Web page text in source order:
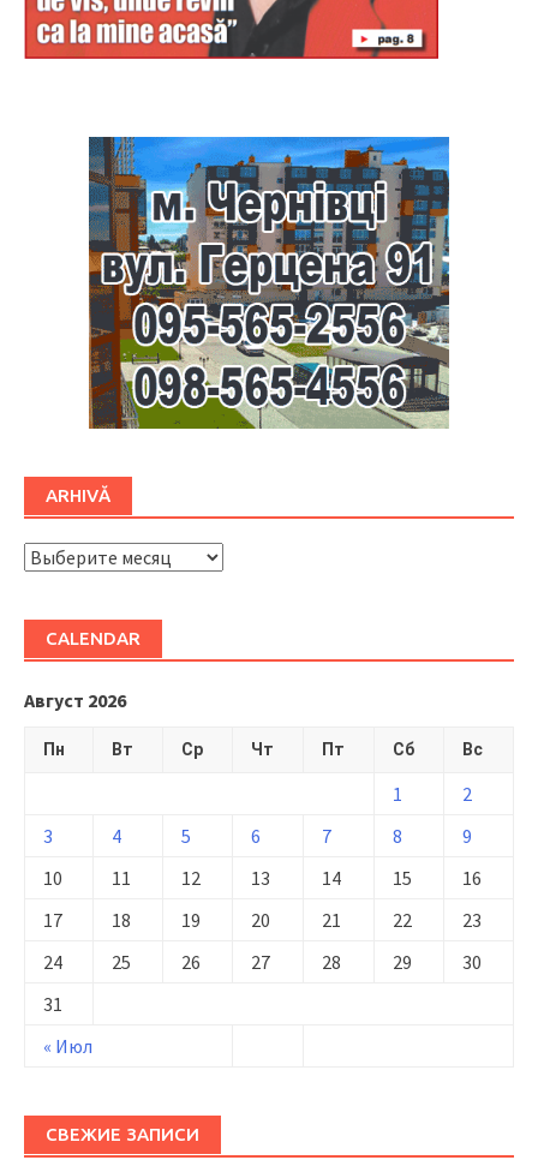
ARHIVĂ
ARHIVĂ
CALENDAR
Август 2026
Пн Вт Ср Чт Пт Сб Вс
« Июл
1
2
3
4 5 6 7 8
9
10
11 12 13 14 15
16
17
18 19 20 21 22
23
24
25 26 27 28 29
30
31
СВЕЖИЕ ЗАПИСИ